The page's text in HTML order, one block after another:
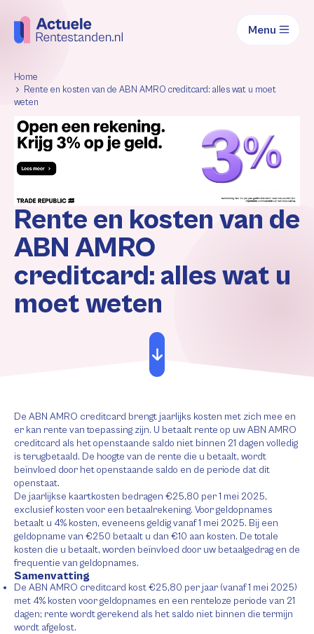
Menu
Home
Rente en kosten van de ABN AMRO creditcard: alles wat u moet
weten
Rente en kosten van de
ABN AMRO
creditcard: alles wat u
moet weten
De ABN AMRO creditcard brengt jaarlijks kosten met zich mee en
er kan rente van toepassing zijn. U betaalt rente op uw ABN AMRO
creditcard als het openstaande saldo niet binnen 21 dagen volledig
is terugbetaald. De hoogte van de rente die u betaalt, wordt
beïnvloed door het openstaande saldo en de periode dat dit
openstaat.
De jaarlijkse kaartkosten bedragen €25,80 per 1 mei 2025,
exclusief kosten voor een betaalrekening. Voor geldopnames
betaalt u 4% kosten, eveneens geldig vanaf 1 mei 2025. Bij een
geldopname van €250 betaalt u dan €10 aan kosten. De totale
kosten die u betaalt, worden beïnvloed door uw betaalgedrag en de
frequentie van geldopnames.
Samenvatting
De ABN AMRO creditcard kost €25,80 per jaar (vanaf 1 mei 2025)
met 4% kosten voor geldopnames en een renteloze periode van 21
dagen; rente wordt gerekend als het saldo niet binnen die termijn
wordt afgelost.